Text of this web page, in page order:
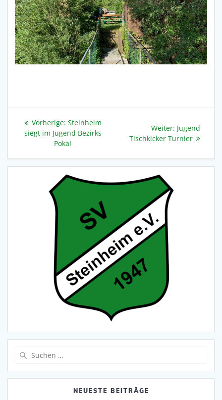
Beitragsnavigation
Vorherige: Vorheriger
Beitrag:
Steinheim
siegt im Jugend Bezirks
Pokal
Weiter: Nächster
Beitrag:
Jugend
Tischkicker Turnier
NEUESTE BEITRÄGE